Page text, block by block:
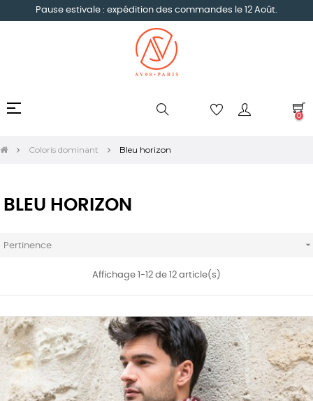
Pause estivale : expédition des commandes le 12 Août.
Basculer
☰
0
Coloris dominant Bleu horizon
BLEU HORIZON
Pertinence 
Affichage 1-12 de 12 article(s)